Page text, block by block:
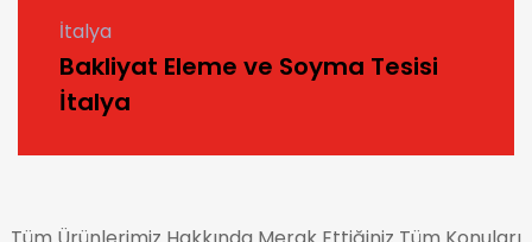
İtalya
Bakliyat Eleme ve Soyma Tesisi
İtalya